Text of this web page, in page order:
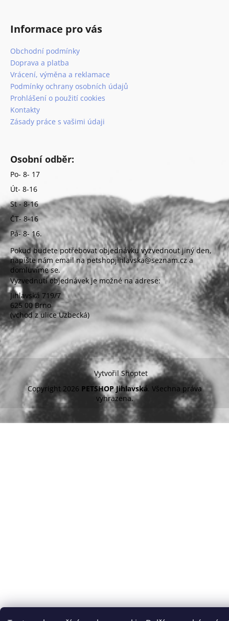
Informace pro vás
Obchodní podmínky
Doprava a platba
Vrácení, výměna a reklamace
Podmínky ochrany osobních údajů
Prohlášení o použití cookies
Kontakty
Zásady práce s vašimi údaji
Osobní odběr:
Po- 8- 17
Út- 8-16
St - 8-16
ČT- 8-16
Pá- 8- 16.
Pokud budete potřebovat objednávku vyzvednout jiný den,
napište nám email na petshopjihlavska@seznam.cz a
domluvíme se.
Vyzvednutí objednávek je možné na adrese:
Jihlavská 719/7
625 00 Brno
(vchod z ulice Uzbecká)
Vytvořil Shoptet
Copyright 2026 PETSHOP Jihlavská. Všechna práva
vyhrazena.